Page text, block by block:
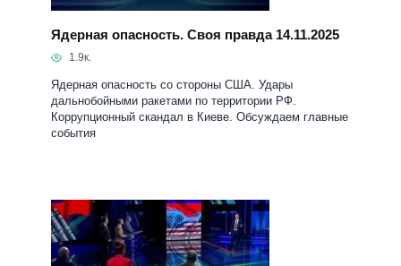
Ядерная опасность. Своя правда 14.11.2025
1.9к.
Ядерная опасность со стороны США. Удары
дальнобойными ракетами по территории РФ.
Коррупционный скандал в Киеве. Обсуждаем главные
события